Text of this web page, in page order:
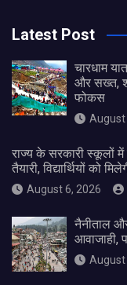
Latest Post
चारधाम
और सख्त,
फोकस
August
राज्य के सरकारी स्कूलों
तैयारी, विद्यार्थियों को
August 6, 2026
नैनीताल
आवाजाही,
August